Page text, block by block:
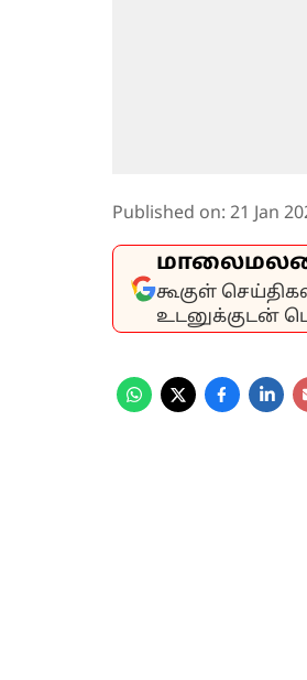
Published on: 21 Jan
கூகுள்
உடனுக்குடன்